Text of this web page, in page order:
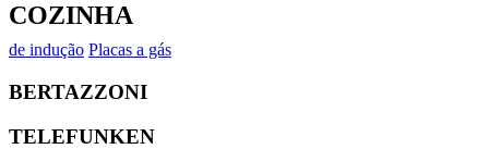
COZINHA
de indução Placas a gás
BERTAZZONI
TELEFUNKEN